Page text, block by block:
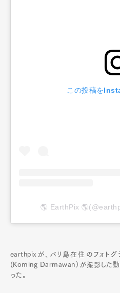
この投稿を
🌎 EarthPix
earthpixが、バリ島在住のフォトグ
(Koming Darmawan）が撮影した動
った。